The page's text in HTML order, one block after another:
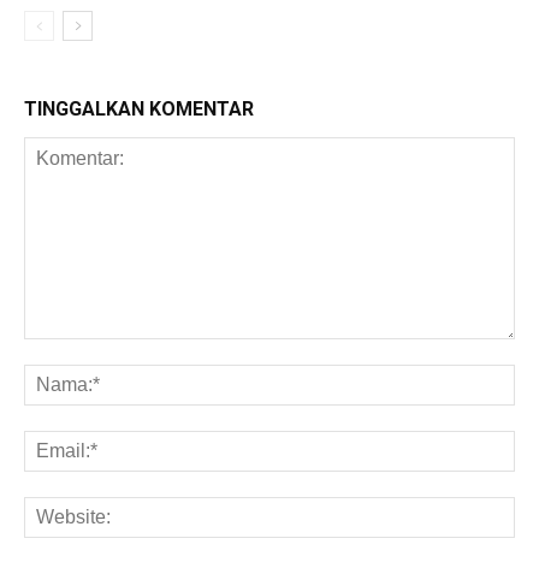
TINGGALKAN KOMENTAR